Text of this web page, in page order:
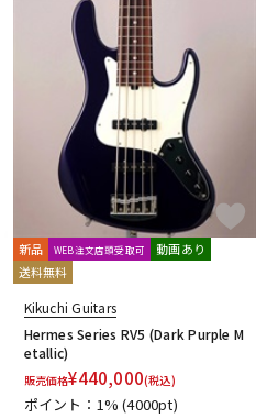
新品 WEB注文店頭受取可
動画あり
送料無料
Kikuchi Guitars
Hermes Series RV5 (Dark Purple M
etallic)
販売価格¥440,000(税込)
ポイント：1%(4000pt)